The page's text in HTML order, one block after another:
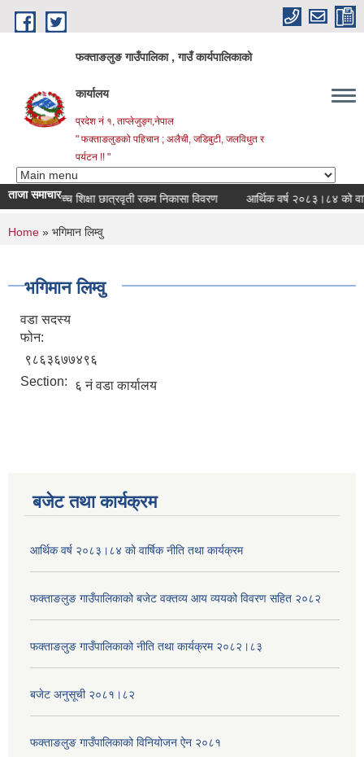
Skip to main content
फक्ताङलुङ गाउँपालिका , गाउँ कार्यपालिकाको
कार्यालय
प्रदेश नं १, ताप्लेजुङ्ग,नेपाल
" फक्ताङलुङको पहिचान ; अलैची, जडिबुटी, जलविधुत र
पर्यटन !! "
ताजा समाचार
उच्च शिक्षा छात्रवृती रकम निकासा विवरण आर्थिक वर्ष २०८३।८४ को वार्षिक
You are here
Home » भगिमान लिम्वु
भगिमान लिम्वु
वडा सदस्य
फोन:
९८६३६७७४९६
Section:
६ नं वडा कार्यालय
बजेट तथा कार्यक्रम
आर्थिक वर्ष २०८३।८४ को वार्षिक नीति तथा कार्यक्रम
फक्ताङलुङ गाउँपालिकाको बजेट वक्तव्य आय व्ययको विवरण सहित २०८२
फक्ताङलुङ गाउँपालिकाको नीति तथा कार्यक्रम २०८२।८३
बजेट अनुसूची २०८१।८२
फक्ताङलुङ गाउँपालिकाको विनियोजन ऐन २०८१